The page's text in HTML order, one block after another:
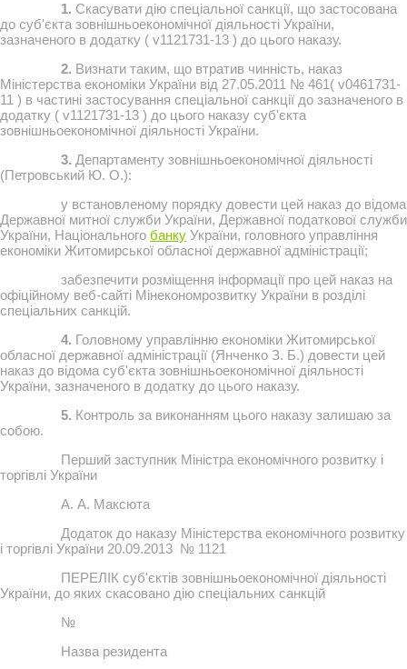
1. Скасувати дію спеціальної санкції, що застосована
до суб'єкта зовнішньоекономічної діяльності України,
зазначеного в додатку ( v1121731-13 ) до цього наказу.
2. Визнати таким, що втратив чинність, наказ
Міністерства економіки України від 27.05.2011 № 461( v0461731-
11 ) в частині застосування спеціальної санкції до зазначеного в
додатку ( v1121731-13 ) до цього наказу суб'єкта
зовнішньоекономічної діяльності України.
3. Департаменту зовнішньоекономічної діяльності
(Петровський Ю. О.):
у встановленому порядку довести цей наказ до відома
Державної митної служби України, Державної податкової служби
України, Національного банку України, головного управління
економіки Житомирської обласної державної адміністрації;
забезпечити розміщення інформації про цей наказ на
офіційному веб-сайті Мінекономрозвитку України в розділі
спеціальних санкцій.
4. Головному управлінню економіки Житомирської
обласної державної адміністрації (Янченко З. Б.) довести цей
наказ до відома суб'єкта зовнішньоекономічної діяльності
України, зазначеного в додатку до цього наказу.
5. Контроль за виконанням цього наказу залишаю за
собою.
Перший заступник Міністра економічного розвитку і
торгівлі України
А. А. Максюта
Додаток до наказу Міністерства економічного розвитку
і торгівлі України 20.09.2013 № 1121
ПЕРЕЛІК суб'єктів зовнішньоекономічної діяльності
України, до яких скасовано дію спеціальних санкцій
№
Назва резидента